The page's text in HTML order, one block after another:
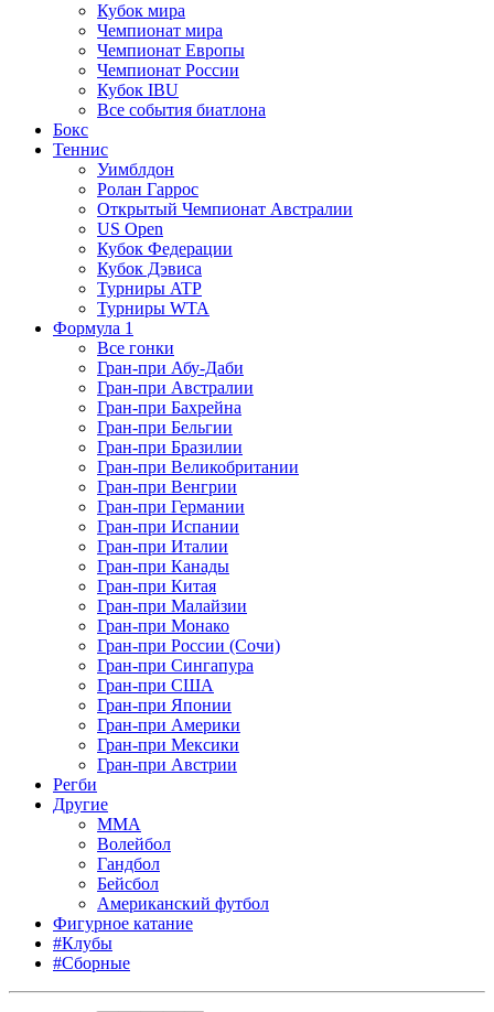
Кубок мира
Чемпионат мира
Чемпионат Европы
Чемпионат России
Кубок IBU
Все события биатлона
Бокс
Теннис
Уимблдон
Ролан Гаррос
Открытый Чемпионат Австралии
US Open
Кубок Федерации
Кубок Дэвиса
Турниры ATP
Турниры WTA
Формула 1
Все гонки
Гран-при Абу-Даби
Гран-при Австралии
Гран-при Бахрейна
Гран-при Бельгии
Гран-при Бразилии
Гран-при Великобритании
Гран-при Венгрии
Гран-при Германии
Гран-при Испании
Гран-при Италии
Гран-при Канады
Гран-при Китая
Гран-при Малайзии
Гран-при Монако
Гран-при России (Сочи)
Гран-при Сингапура
Гран-при США
Гран-при Японии
Гран-при Америки
Гран-при Мексики
Гран-при Австрии
Регби
Другие
MMA
Волейбол
Гандбол
Бейсбол
Американский футбол
Фигурное катание
#Клубы
#Сборные